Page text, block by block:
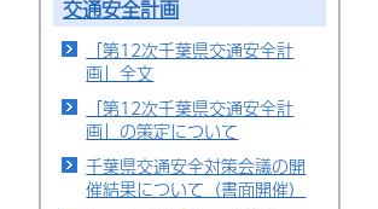
交通安全計画
「第12次千葉県交通安全計
画」全文
「第12次千葉県交通安全計
画」の策定について
千葉県交通安全対策会議の開
催結果について（書面開催）